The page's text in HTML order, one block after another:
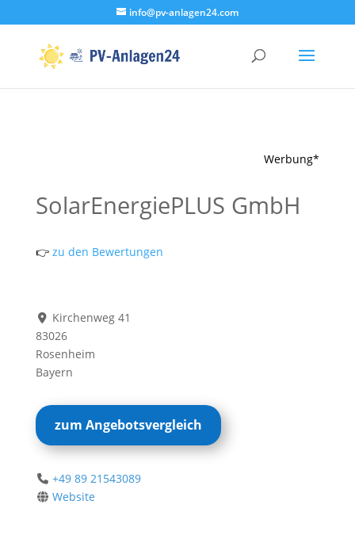
info@pv-anlagen24.com
Werbung*
SolarEnergiePLUS GmbH
👉zu den Bewertungen
Kirchenweg 41
83026
Rosenheim
Bayern
zum Angebotsvergleich
+49 89 21543089
Website